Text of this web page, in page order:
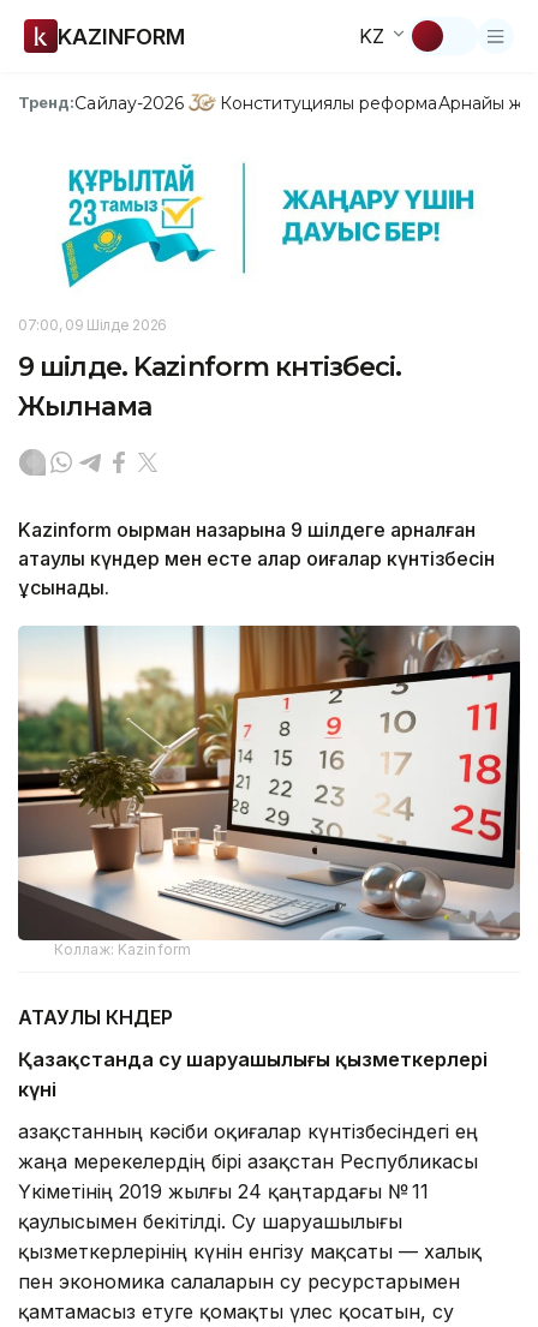
KAZINFORM KZ
Тренд:Сайлау-2026 Конституциялық реформаАрнайы
07:00, 09 Шілде 2026
9 шілде. Kazinform күнтізбесі.
Жылнама
Kazinform оқырман назарына 9 шілдеге арналған
атаулы күндер мен есте қалар оқиғалар күнтізбесін
ұсынады.
Коллаж: Kazinform
АТАУЛЫ КҮНДЕР
Қазақстанда су шаруашылығы қызметкерлері
күні
Қазақстанның кәсіби оқиғалар күнтізбесіндегі ең
жаңа мерекелердің бірі Қазақстан Республикасы
Үкіметінің 2019 жылғы 24 қаңтардағы № 11
қаулысымен бекітілді. Су шаруашылығы
қызметкерлерінің күнін енгізу мақсаты — халық
пен экономика салаларын су ресурстарымен
қамтамасыз етуге қомақты үлес қосатын, су